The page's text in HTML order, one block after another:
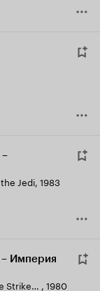
Jedi, 1983
Империя
Star Wars: Episode V - The Empire Strikes Back , 1980